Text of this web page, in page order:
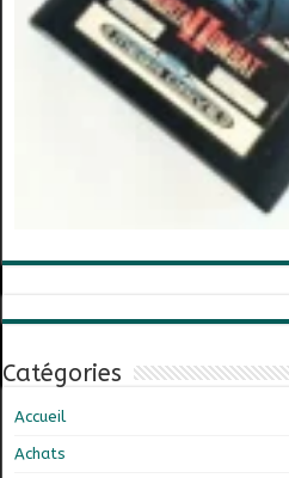
Catégories
Accueil
Achats